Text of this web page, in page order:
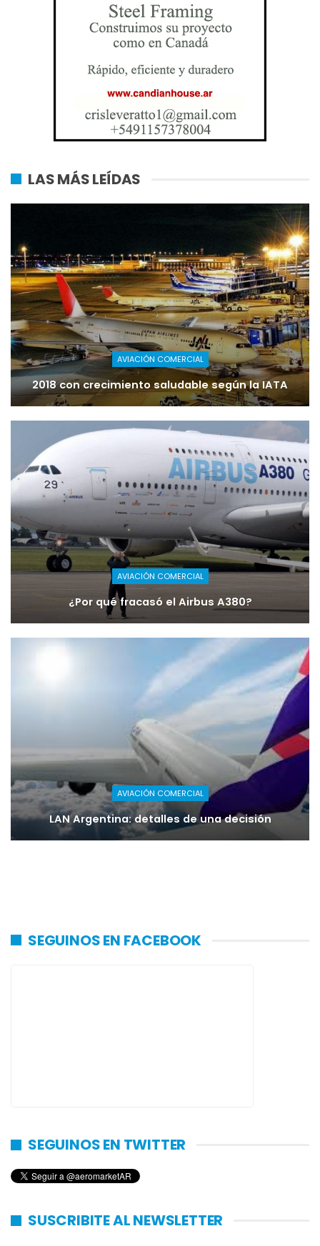
LAS MÁS LEÍDAS
AVIACIÓN COMERCIAL
2018 con crecimiento saludable según la IATA
AVIACIÓN COMERCIAL
¿Por qué fracasó el Airbus A380?
AVIACIÓN COMERCIAL
LAN Argentina: detalles de una decisión
SEGUINOS EN FACEBOOK
SEGUINOS EN TWITTER
SUSCRIBITE AL NEWSLETTER